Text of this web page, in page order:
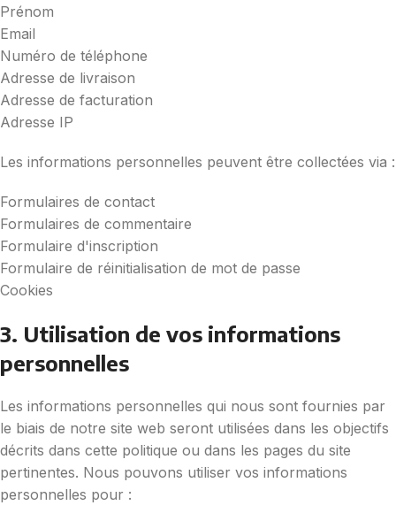
Prénom
Email
Numéro de téléphone
Adresse de livraison
Adresse de facturation
Adresse IP
Les informations personnelles peuvent être collectées via :
Formulaires de contact
Formulaires de commentaire
Formulaire d'inscription
Formulaire de réinitialisation de mot de passe
Cookies
3. Utilisation de vos informations
personnelles
Les informations personnelles qui nous sont fournies par
le biais de notre site web seront utilisées dans les objectifs
décrits dans cette politique ou dans les pages du site
pertinentes. Nous pouvons utiliser vos informations
personnelles pour :